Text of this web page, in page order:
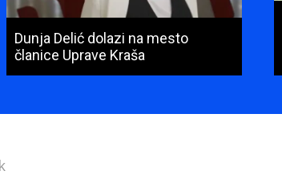
Dunja Delić dolazi na mesto
članice Uprave Kraša